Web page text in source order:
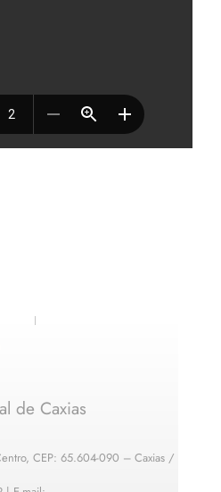
de Caxias
CEP: 65.604-090 – Caxias /